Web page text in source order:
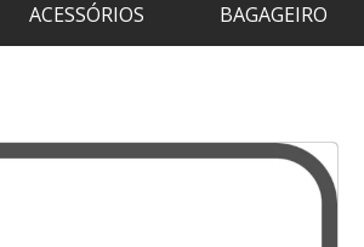
ACESSÓRIOS BAGAGEIRO